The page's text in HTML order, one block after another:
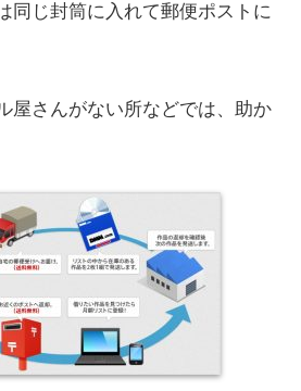
同じ封筒に入れて郵便ポストに
屋さんがない所などでは、助か